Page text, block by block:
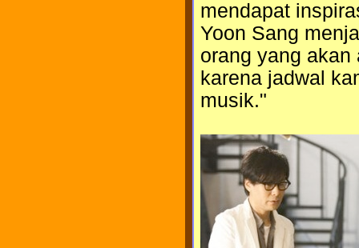
mendapat
Yoon Sang
orang yang
karena jadwal
musik."